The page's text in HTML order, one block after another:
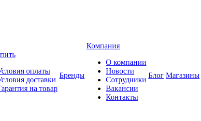
оплаты
доставки
на товар
Бренды
Компания
О компании
Новости
Сотрудники
Вакансии
Контакты
Блог Магазины